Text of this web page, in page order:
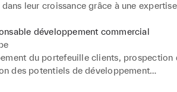
leur croissance grâce à une
de marque et collections :
marché.
et digital : Création de sites internet,
de boutiques en ligne.
commercial : Prospection, gestion
développement commercial
du portefeuille clients, prospection
des potentiels de développement
des besoins clients et formalisation des